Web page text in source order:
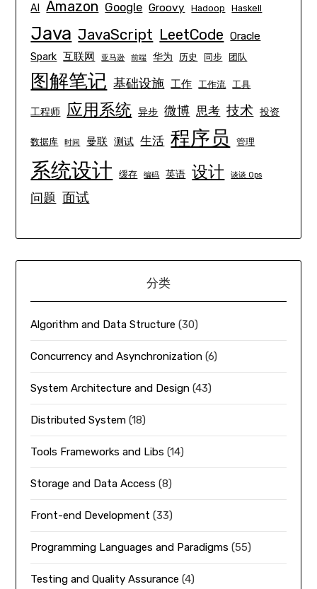
AI Amazon Google Groovy Hadoop Haskell
Java JavaScript LeetCode Oracle
Spark 互联网 亚马逊 前端 华为 历史 同步 团队
图解笔记 基础设施 工作 工作流 工具
工程师 应用系统 异步 微博 思考 技术 投资
数据库 时间 曼联 测试 生活 程序员 管理
系统设计 缓存 编码 英语 设计 谈谈 Ops
问题 面试
分类
Algorithm and Data Structure (30)
Concurrency and Asynchronization (6)
System Architecture and Design (43)
Distributed System (18)
Tools Frameworks and Libs (14)
Storage and Data Access (8)
Front-end Development (33)
Programming Languages and Paradigms (55)
Testing and Quality Assurance (4)